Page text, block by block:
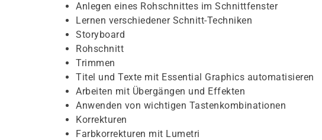
Anlegen eines Rohschnittes im Schnittfenster
Lernen verschiedener Schnitt-Techniken
Storyboard
Rohschnitt
Trimmen
Titel und Texte mit Essential Graphics automatisieren
Arbeiten mit Übergängen und Effekten
Anwenden von wichtigen Tastenkombinationen
Korrekturen
Farbkorrekturen mit Lumetri